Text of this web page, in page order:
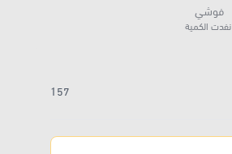
فوشي
نفدت الكمية
157